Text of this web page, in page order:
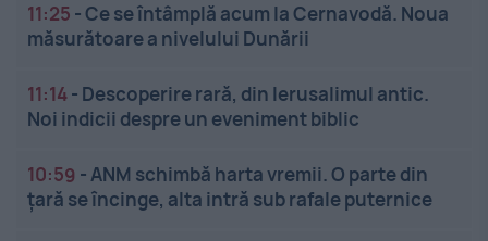
11:25 -Ce se întâmplă acum la Cernavodă. Noua
măsurătoare a nivelului Dunării
11:14- Descoperire rară, din Ierusalimul antic.
Noi indicii despre un eveniment biblic
10:59 -ANM schimbă harta vremii. O parte din
țară se încinge, alta intră sub rafale puternice